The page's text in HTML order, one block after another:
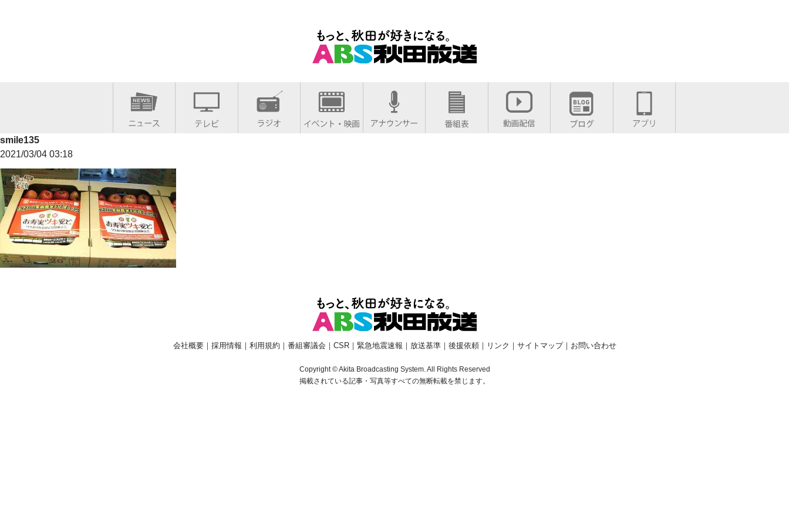
smile135
2021/03/04 03:18
会社概要｜ 採用情報 ｜ 利用規約 ｜ 番組審議会 ｜ CSR｜ 緊急地震速報 ｜ 放送基準｜ 後援依頼｜ リンク ｜ サイトマップ｜ お問い合わせ
Copyright © Akita Broadcasting System. All Rights Reserved
掲載されている記事・写真等すべての無断転載を禁じます。